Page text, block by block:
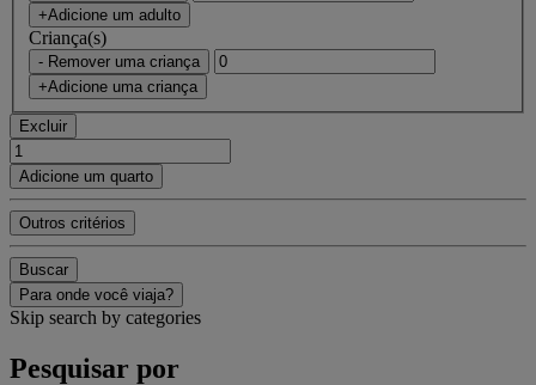
+Adicione um adulto
Criança(s)
- Remover uma criança
+Adicione uma criança
Excluir
Adicione um quarto
Outros critérios
Buscar
Para onde você viaja?
Skip search by categories
Pesquisar por